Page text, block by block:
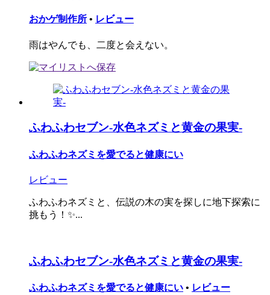
おかゲ制作所 • レビュー
雨はやんでも、二度と会えない。
ふわふわセブン-水色ネズミと黄金の果実-
ふわふわネズミを愛でると健康にい
レビュー
ふわふわネズミと、伝説の木の実を探しに地下探索に
挑もう！✨...
ふわふわセブン-水色ネズミと黄金の果実-
ふわふわネズミを愛でると健康にい • レビュー